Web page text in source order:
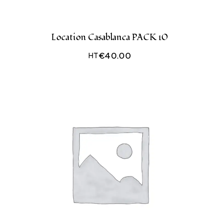
Location Casablanca PACK 10
€40.00
HT